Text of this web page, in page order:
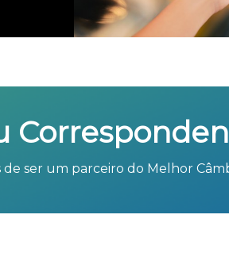
de ser um parceiro do Melhor